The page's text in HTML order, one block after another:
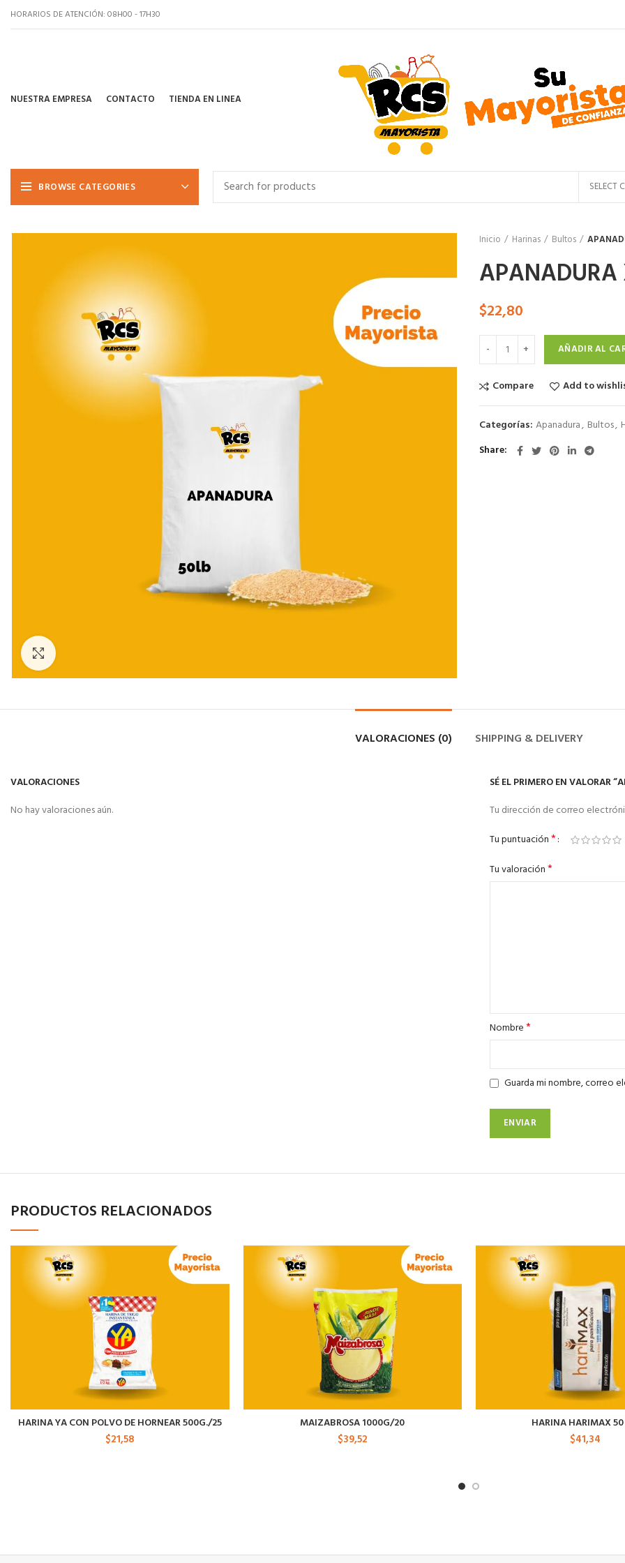
HORARIOS DE ATENCIÓN: 08H00 - 17H30
NUESTRA EMPRESA CONTACTO TIENDA EN LINEA
BROWSE CATEGORIES SELECT
Inicio Harinas Bultos
APANADURA
$22,80
AÑADIR AL
Compare Add to
Categorías: Apanadura, Bultos,
Share
VALORACIONES (0) SHIPPING & DELIVERY
VALORACIONES
No hay valoraciones aún.
SÉ EL PRIMERO EN VALORAR
Tu dirección de correo
Tu puntuación*
Tu valoración*
Nombre*
Guarda mi nombre, correo
PRODUCTOS RELACIONADOS
HARINA YA CON POLVO DE HORNEAR 500G./25
$21,58
MAIZABROSA 1000G/20
$39,52
HARINA HARIMAX
$41,34